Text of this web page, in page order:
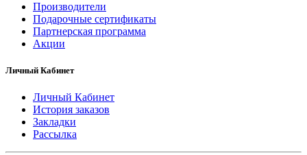
Производители
Подарочные сертификаты
Партнерская программа
Акции
Личный Кабинет
Личный Кабинет
История заказов
Закладки
Рассылка